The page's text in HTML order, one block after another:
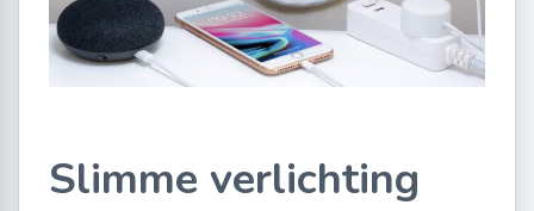
Slimme verlichting